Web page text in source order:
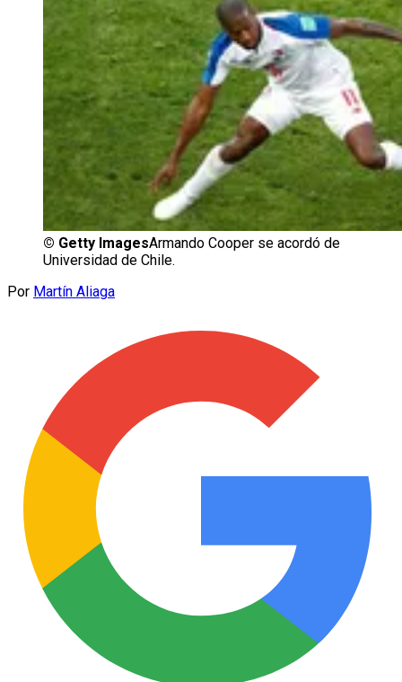
© Getty ImagesArmando Cooper se acordó de
Universidad de Chile.
Por Martín Aliaga